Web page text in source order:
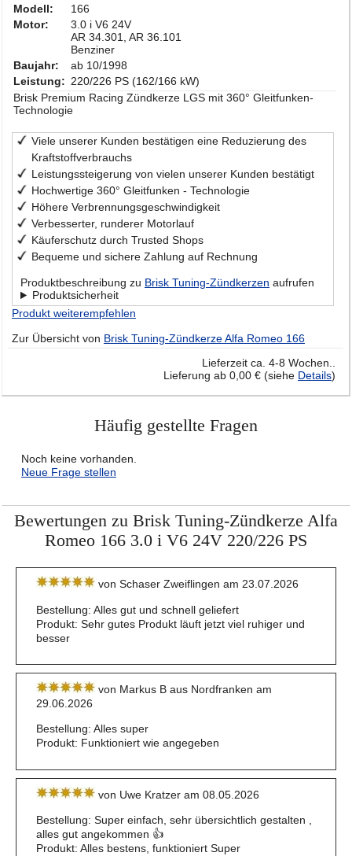
Modell:
166
Motor:
3.0 i V6 24V
AR 34.301, AR 36.101
Benziner
Baujahr:
ab 10/1998
Leistung: 220/226 PS (162/166 kW)
Brisk Premium Racing Zündkerze LGS mit 360° Gleitfunken-
Technologie
Viele unserer Kunden bestätigen eine Reduzierung des
Kraftstoffverbrauchs
Leistungssteigerung von vielen unserer Kunden bestätigt
Hochwertige 360° Gleitfunken - Technologie
Höhere Verbrennungsgeschwindigkeit
Verbesserter, runderer Motorlauf
Käuferschutz durch Trusted Shops
Bequeme und sichere Zahlung auf Rechnung
Produktbeschreibung zu Brisk Tuning-Zündkerzen aufrufen
Produktsicherheit
Produkt weiterempfehlen
Zur Übersicht von Brisk Tuning-Zündkerze Alfa Romeo 166
Lieferzeit ca. 4-8 Wochen..
Lieferung ab 0,00 € (siehe Details)
Häufig gestellte Fragen
Noch keine vorhanden.
Neue Frage stellen
Bewertungen zu Brisk Tuning-Zündkerze Alfa
Romeo 166 3.0 i V6 24V 220/226 PS
von Schaser Zweiflingen am 23.07.2026
Bestellung: Alles gut und schnell geliefert
Produkt: Sehr gutes Produkt läuft jetzt viel ruhiger und
besser
von Markus B aus Nordfranken am
29.06.2026
Bestellung: Alles super
Produkt: Funktioniert wie angegeben
von Uwe Kratzer am 08.05.2026
Bestellung: Super einfach, sehr übersichtlich gestalten ,
alles gut angekommen 👍
Produkt: Alles bestens, funktioniert Super